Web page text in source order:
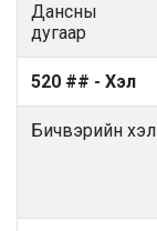
Дансны
дугаар
520 ## - Хэл
Бичвэрийн хэл